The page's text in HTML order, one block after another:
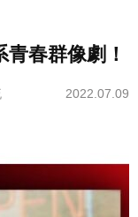
春群像劇！
2022.07.09